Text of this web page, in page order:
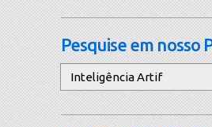
Pesquise em nosso
Pesquisar